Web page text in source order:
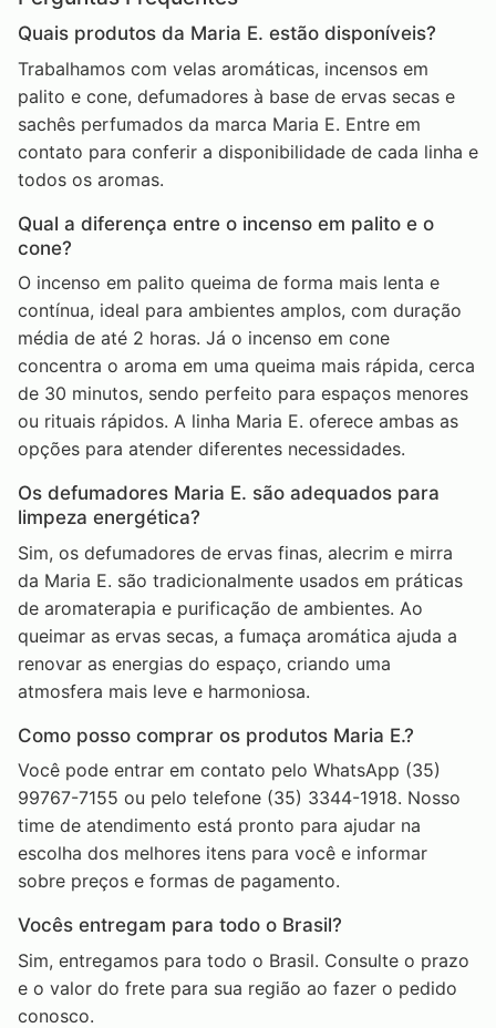
Quais produtos da Maria E. estão disponíveis?
Trabalhamos com velas aromáticas, incensos em
palito e cone, defumadores à base de ervas secas e
sachês perfumados da marca Maria E. Entre em
contato para conferir a disponibilidade de cada linha e
todos os aromas.
Qual a diferença entre o incenso em palito e o
cone?
O incenso em palito queima de forma mais lenta e
contínua, ideal para ambientes amplos, com duração
média de até 2 horas. Já o incenso em cone
concentra o aroma em uma queima mais rápida, cerca
de 30 minutos, sendo perfeito para espaços menores
ou rituais rápidos. A linha Maria E. oferece ambas as
opções para atender diferentes necessidades.
Os defumadores Maria E. são adequados para
limpeza energética?
Sim, os defumadores de ervas finas, alecrim e mirra
da Maria E. são tradicionalmente usados em práticas
de aromaterapia e purificação de ambientes. Ao
queimar as ervas secas, a fumaça aromática ajuda a
renovar as energias do espaço, criando uma
atmosfera mais leve e harmoniosa.
Como posso comprar os produtos Maria E.?
Você pode entrar em contato pelo WhatsApp (35)
99767-7155 ou pelo telefone (35) 3344-1918. Nosso
time de atendimento está pronto para ajudar na
escolha dos melhores itens para você e informar
sobre preços e formas de pagamento.
Vocês entregam para todo o Brasil?
Sim, entregamos para todo o Brasil. Consulte o prazo
e o valor do frete para sua região ao fazer o pedido
conosco.